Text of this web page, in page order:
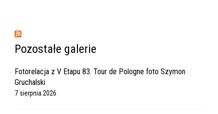
Pozostałe galerie
Fotorelacja z V Etapu 83. Tour de Pologne foto Szymon
Gruchalski
7 sierpnia 2026